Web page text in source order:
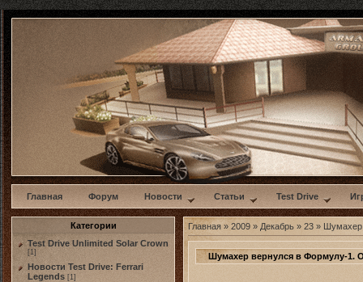
w
Главная Форум Новости Статьи Test Drive
Категории
Test Drive Unlimited Solar Crown
[1]
Новости Test Drive: Ferrari
Legends [1]
Главная » 2009 » Декабрь » 23 » Шумахер
Шумахер вернулся в Формулу-1.